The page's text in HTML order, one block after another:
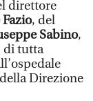
direttore
, del
Sabino,
di tutta
Direzione